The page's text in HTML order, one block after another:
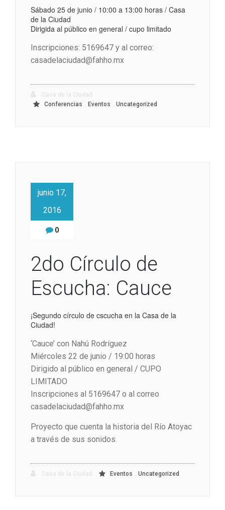
Sábado 25 de junio / 10:00 a 13:00 horas / Casa
de la Ciudad
Dirigida al público en general / cupo limitado
Inscripciones: 5169647 y al correo:
casadelaciudad@fahho.mx
Conferencias
Eventos Uncategorized
junio 17,
2016
0
2do Círculo de
Escucha: Cauce
¡Segundo círculo de cscucha en la Casa de la
Ciudad!
‘Cauce’ con Nahú Rodríguez
Miércoles 22 de junio / 19:00 horas
Dirigido al público en general / CUPO
LIMITADO
Inscripciones al 5169647 o al correo
casadelaciudad@fahho.mx
Proyecto que cuenta la historia del Río Atoyac
a través de sus sonidos.
Eventos Uncategorized